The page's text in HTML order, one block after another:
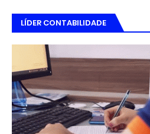
LÍDER CONTABILIDADE